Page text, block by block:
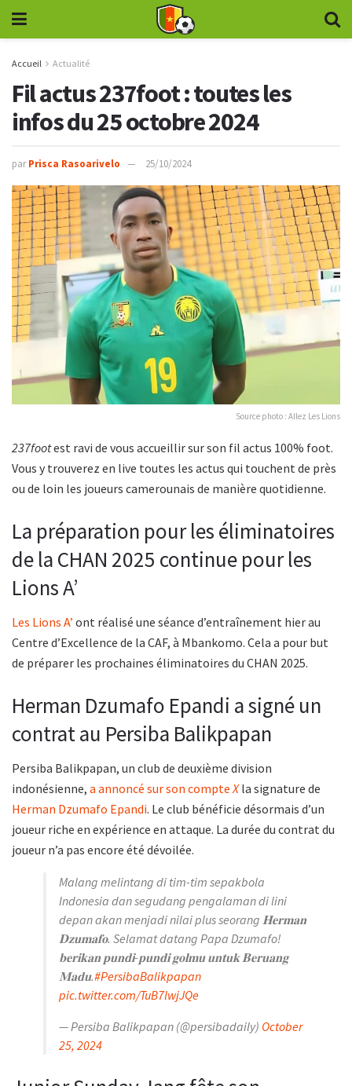
Accueil Actualité
Fil actus 237foot : toutes les
infos du 25 octobre 2024
par Prisca Rasoarivelo 25/10/2024
Source photo : Allez Les Lions
237footest ravi de vous accueillir sur son fil actus 100% foot.
Vous y trouverez en live toutes les actus qui touchent de près
ou de loin les joueurs camerounais de manière quotidienne.
La préparation pour les éliminatoires
de la CHAN 2025 continue pour les
Lions A’
Les Lions A’ ont réalisé une séance d’entraînement hier au
Centre d’Excellence de la CAF, à Mbankomo. Cela a pour but
de préparer les prochaines éliminatoires du CHAN 2025.
Herman Dzumafo Epandi a signé un
contrat au Persiba Balikpapan
Persiba Balikpapan, un club de deuxième division
indonésienne, a annoncé sur son compteX la signature de
Herman Dzumafo Epandi. Le club bénéficie désormais d’un
joueur riche en expérience en attaque. La durée du contrat du
joueur n’a pas encore été dévoilée.
Malang melintang di tim-tim sepakbola
Indonesia dan segudang pengalaman di lini
depan akan menjadi nilai plus seorang 𝐇𝐞𝐫𝐦𝐚𝐧
𝐃𝐳𝐮𝐦𝐚𝐟𝐨. Selamat datang Papa Dzumafo!
𝐛𝐞𝐫𝐢𝐤𝐚𝐧 𝐩𝐮𝐧𝐝𝐢-𝐩𝐮𝐧𝐝𝐢 𝐠𝐨𝐥𝐦𝐮 𝐮𝐧𝐭𝐮𝐤 𝐁𝐞𝐫𝐮𝐚𝐧𝐠
𝐌𝐚𝐝𝐮.#PersibaBalikpapan
pic.twitter.com/TuB7lwjJQe
— Persiba Balikpapan (@persibadaily) October
25, 2024